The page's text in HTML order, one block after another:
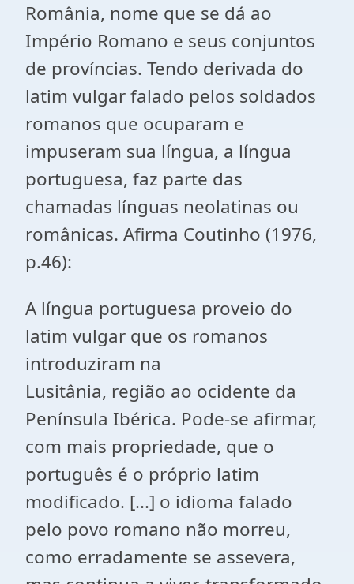
România, nome que se dá ao
Império Romano e seus conjuntos
de províncias. Tendo derivada do
latim vulgar falado pelos soldados
romanos que ocuparam e
impuseram sua língua, a língua
portuguesa, faz parte das
chamadas línguas neolatinas ou
românicas. Afirma Coutinho (1976,
p.46):
A língua portuguesa proveio do
latim vulgar que os romanos
introduziram na
Lusitânia, região ao ocidente da
Península Ibérica. Pode-se afirmar,
com mais propriedade, que o
português é o próprio latim
modificado. [...] o idioma falado
pelo povo romano não morreu,
como erradamente se assevera,